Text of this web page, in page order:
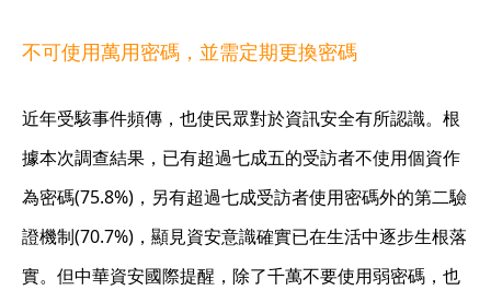
不可使用萬用密碼，並需定期更換密碼
近年受駭事件頻傳，也使民眾對於資訊安全有所認識。根
據本次調查結果，已有超過七成五的受訪者不使用個資作
為密碼(75.8%)，另有超過七成受訪者使用密碼外的第二驗
證機制(70.7%)，顯見資安意識確實已在生活中逐步生根落
實。但中華資安國際提醒，除了千萬不要使用弱密碼，也